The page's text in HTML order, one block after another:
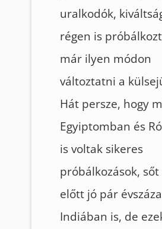
uralkodók,
régen is
már ilyen módon
változtatni a
Hát persze, hogy
Egyiptomban és
is voltak sikeres
próbálkozások,
előtt jó pár
Indiában is, de